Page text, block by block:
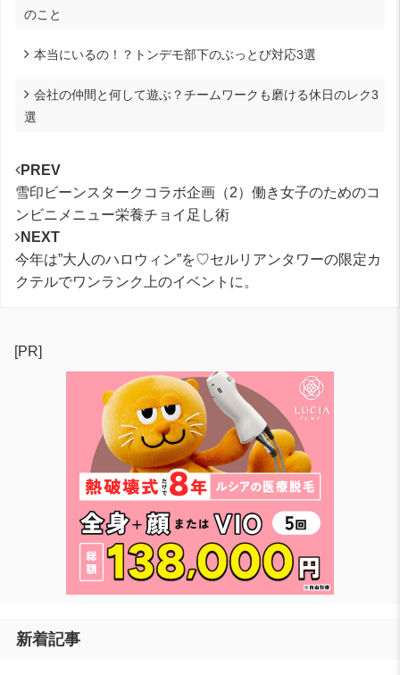
のこと
本当にいるの！？トンデモ部下のぶっとび対応3選
会社の仲間と何して遊ぶ？チームワークも磨ける休日のレク3
選
PREV
雪印ビーンスタークコラボ企画（2）働き女子のためのコ
ンビニメニュー栄養チョイ足し術
NEXT
今年は”大人のハロウィン”を♡セルリアンタワーの限定カ
クテルでワンランク上のイベントに。
[PR]
新着記事